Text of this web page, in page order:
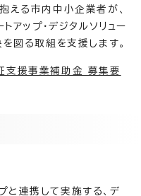
える市内中小企業者が、
アップ・デジタルソリュー
図る取組を支援します。
支援事業補助金 募集要
と連携して実施する、デ